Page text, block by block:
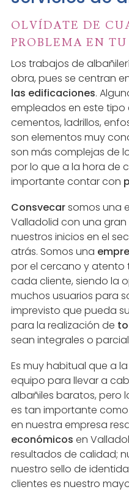
OLVÍDATE DE
PROBLEMA EN
Los trabajos de
obra, pues se centran
las edificaciones.
empleados en este tipo
cementos, ladrillos,
son elementos muy
son más complejas de
por lo que a la hora de
importante contar con
Consvecarsomos una
Valladolid con una
nuestros inicios en el
atrás. Somos una
por el cercano y atento
cada cliente, siendo la
muchos usuarios para
imprevisto que pueda
para la realización de
sean integrales o
Es muy habitual que a
equipo para llevar a
albañiles baratos, pero
es tan importante como
en nuestra empresa
económicos en
resultados de calidad;
nuestro sello de
clientes es nuestro